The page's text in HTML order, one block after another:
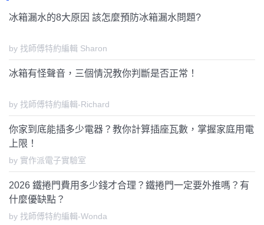
冰箱漏水的8大原因 該怎麼預防冰箱漏水問題?
by 找師傅特約編輯 Sharon
冰箱有怪聲音，三個情況教你判斷是否正常！
by 找師傅特約編輯-Richard
你家到底能插多少電器？教你計算插座瓦數，掌握家庭用電
上限！
by 實作派電子實驗室
2026 鐵捲門費用多少錢才合理？鐵捲門一定要外推嗎？有
什麼優缺點？
by 找師傅特約編輯-Wonda